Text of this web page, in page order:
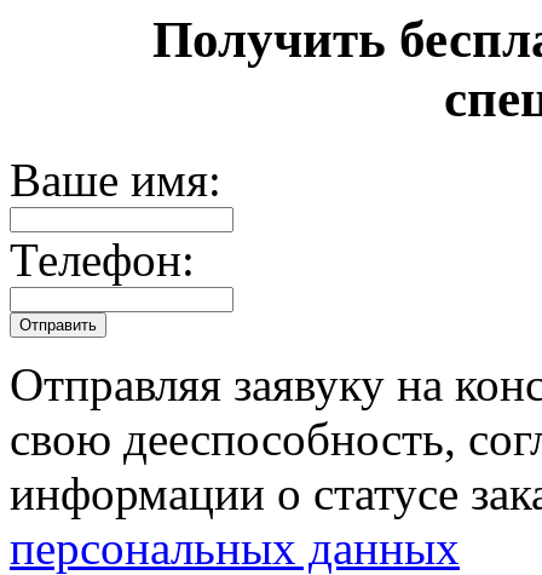
Получить
Ваше имя:
Телефон:
Отправляя заявуку на
свою дееспособность,
информации о статусе
персональных данных